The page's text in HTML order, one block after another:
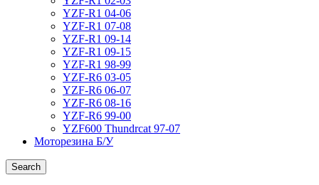
YZF-R1 04-06
YZF-R1 07-08
YZF-R1 09-14
YZF-R1 09-15
YZF-R1 98-99
YZF-R6 03-05
YZF-R6 06-07
YZF-R6 08-16
YZF-R6 99-00
YZF600 Thundrcat 97-07
Моторезина Б/У
Search